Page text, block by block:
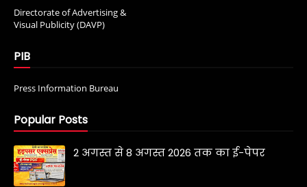
Directorate of Advertising &
Visual Publicity (DAVP)
PIB
Press Information Bureau
Popular Posts
2 अगस्त से 8 अगस्त 2026 तक का ई-पेपर